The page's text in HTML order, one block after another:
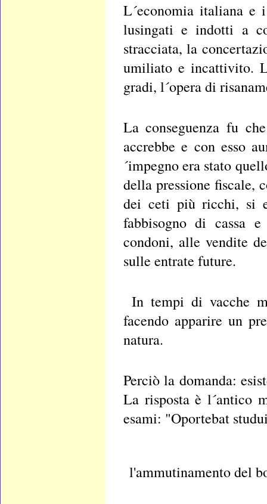
L´economia italiana e
lusingati e indotti a
stracciata, la
umiliato e incattivito.
gradi, l´opera di
La conseguenza fu
accrebbe e con esso
´impegno era stato
della pressione fiscale,
dei ceti più ricchi, si
fabbisogno di cassa
condoni, alle vendite
sulle entrate future.
In tempi di vacche
facendo apparire un
natura.
Perciò la domanda:
La risposta è l´antico
esami: "Oportebat
l'ammutinamento del